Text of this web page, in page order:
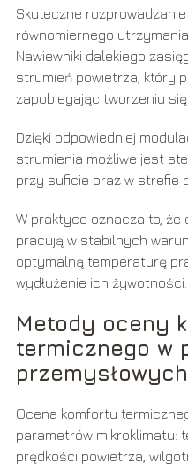
Skuteczne
równomiernego
Nawiewniki dalekiego
strumień powietrza, który
zapobiegając tworzeniu
Dzięki odpowiedniej
strumienia możliwe jest
przy suficie oraz w strefie
W praktyce oznacza to,
pracują w stabilnych
optymalną temperaturę
wydłużenie ich żywotności.
Metody oceny
termicznego w
przemysłowych
Ocena komfortu
parametrów mikroklimatu:
prędkości powietrza,